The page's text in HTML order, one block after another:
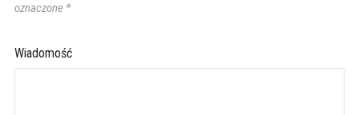
oznaczone *
Wiadomość